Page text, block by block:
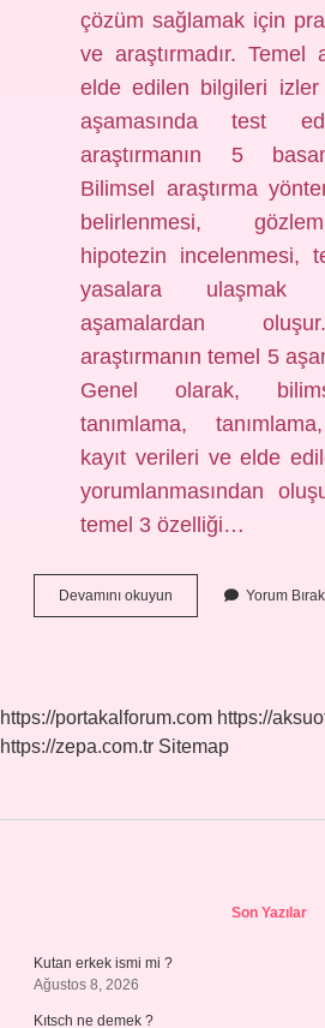
çözüm sağlamak için
ve araştırmadır. Temel
elde edilen bilgileri
aşamasında test
araştırmanın 5
Bilimsel araştırma
belirlenmesi,
hipotezin incelenmesi,
yasalara ulaşmak
aşamalardan
araştırmanın temel 5
Genel olarak,
tanımlama,
kayıt verileri ve elde
yorumlanmasından
temel 3 özelliği…
Devamını okuyun
Araştırmanın
Yorum Bırak
https://portakalforum.com https://
https://zepa.com.tr Sitemap
Son Yazılar
Kutan erkek ismi mi ?
Ağustos 8, 2026
Kıtsch ne demek ?